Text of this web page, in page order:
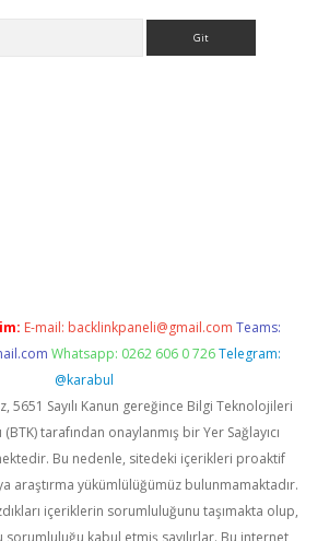
E-mail: backlinkpaneli@gmail.com Teams:
Whatsapp: 0262 606 0 726 Telegram:
@karabul
5651 Sayılı Kanun gereğince Bilgi Teknolojileri
tarafından onaylanmış bir Yer Sağlayıcı
Bu nedenle, sitedeki içerikleri proaktif
araştırma yükümlülüğümüz bulunmamaktadır.
içeriklerin sorumluluğunu taşımakta olup,
kabul etmiş sayılırlar. Bu internet